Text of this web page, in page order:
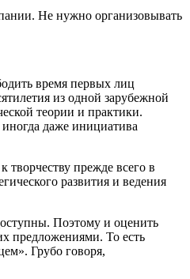
Не нужно организовывать
время первых лиц
из одной зарубежной
теории и практики.
даже инициатива
прежде всего в
развития и ведения
Поэтому и оценить
предложениями. То есть
Грубо говоря,